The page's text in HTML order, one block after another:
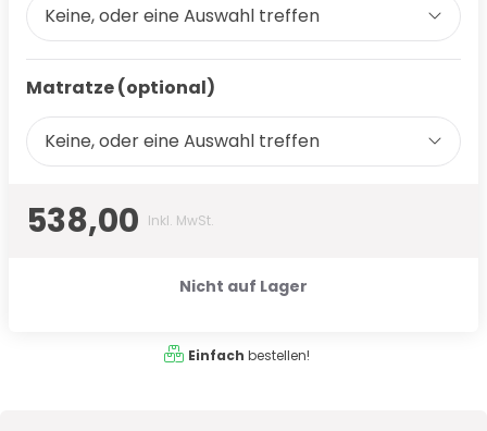
Keine, oder eine Auswahl treffen
Matratze (optional)
Keine, oder eine Auswahl treffen
538,00 Inkl. MwSt.
Nicht auf Lager
Einfach bestellen!